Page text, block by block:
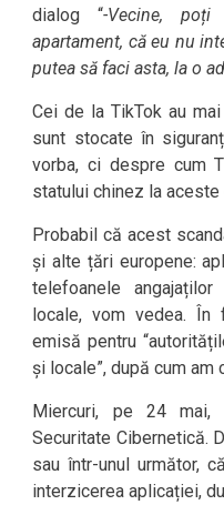
dialog “-Vecine,
apartament, că eu nu
putea să faci asta, la o
Cei de la TikTok au
sunt stocate în
vorba, ci despre cum
statului chinez la
Probabil că acest
și alte țări europene:
telefoanele
locale, vom vedea. În
emisă pentru
și locale”, după cum am
Miercuri, pe 24
Securitate Cibernetică.
sau într-unul următor,
interzicerea aplicației,